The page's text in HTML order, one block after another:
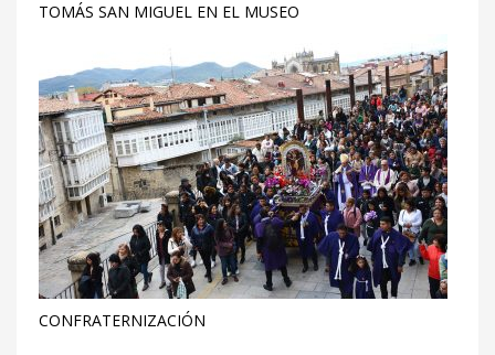
TOMÁS SAN MIGUEL EN EL MUSEO
CONFRATERNIZACIÓN